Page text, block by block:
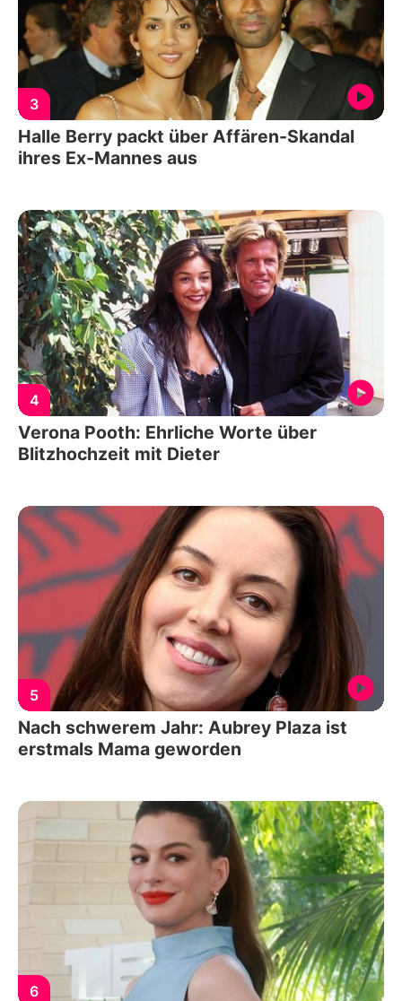
3
Halle Berry packt über Affären-Skandal
ihres Ex-Mannes aus
4
Verona Pooth: Ehrliche Worte über
Blitzhochzeit mit Dieter
5
Nach schwerem Jahr: Aubrey Plaza ist
erstmals Mama geworden
6